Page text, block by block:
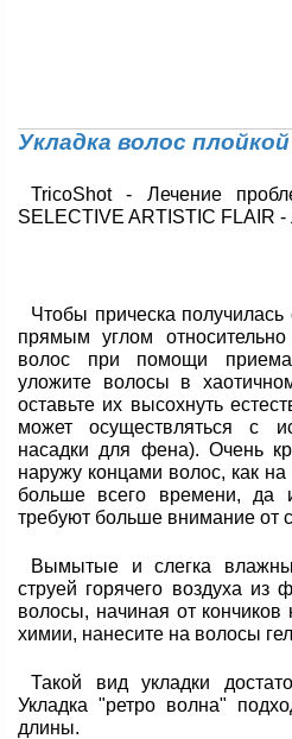
Укладка волос плойкой
TricoShot - Лечение
SELECTIVE ARTISTIC FLAIR
Чтобы прическа
прямым углом
волос при помощи приема
уложите волосы в
оставьте их высохнуть
может осуществляться с
насадки для фена). Очень
наружу концами волос, как
больше всего времени, да
требуют больше внимание от
Вымытые и слегка
струей горячего воздуха
волосы, начиная от
химии, нанесите на волосы
Такой вид укладки
Укладка "ретро волна"
длины.